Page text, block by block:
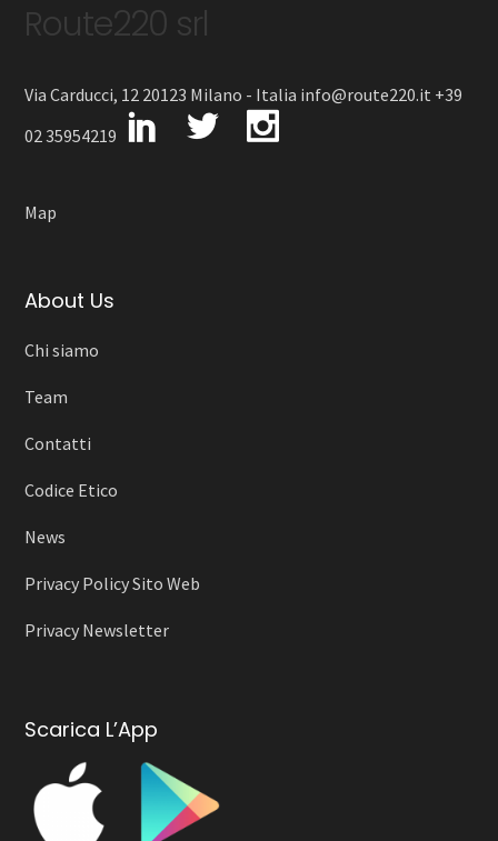
Route220 srl
Via Carducci, 12 20123 Milano - Italia info@route220.it +39
02 35954219
Map
About Us
Chi siamo
Team
Contatti
Codice Etico
News
Privacy Policy Sito Web
Privacy Newsletter
Scarica L’App